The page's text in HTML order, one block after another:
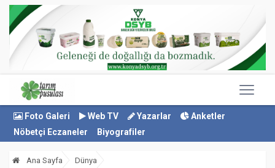
Foto Galeri Web TV Yazarlar
Anketler
Nöbetçi Eczaneler
Biyografiler
Ana Sayfa Dünya